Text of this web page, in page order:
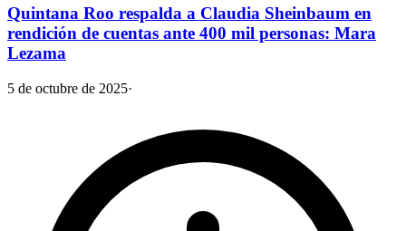
Quintana Roo respalda a Claudia Sheinbaum en
rendición de cuentas ante 400 mil personas: Mara
Lezama
5 de octubre de 2025·